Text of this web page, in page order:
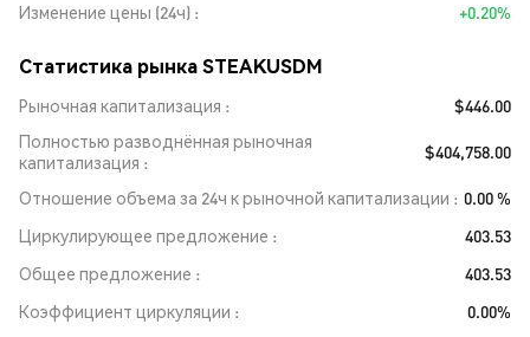
Изменение цены (24ч)
+0.20%
Статистика рынка STEAKUSDM
Рыночная капитализация
$446.00
Полностью разводнённая рыночная
капитализация
$404,758.00
Отношение объема за 24ч к рыночной капитализации
0.00 %
Циркулирующее предложение
403.53
Общее предложение
403.53
Коэффициент циркуляции
0.00%